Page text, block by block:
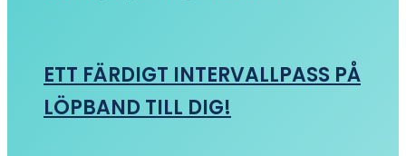
ETT FÄRDIGT INTERVALLPASS PÅ
LÖPBAND TILL DIG!